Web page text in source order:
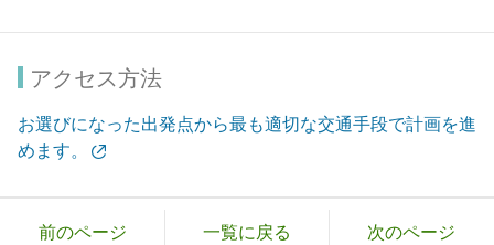
アクセス方法
お選びになった出発点から最も適切な交通手段で計画を進
めます。
前のページ 一覧に戻る 次のページ